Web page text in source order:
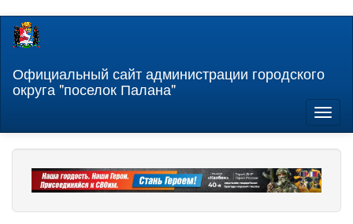
Перейти
содержанию
Официальный сайт администрации городского
округа "поселок Палана"